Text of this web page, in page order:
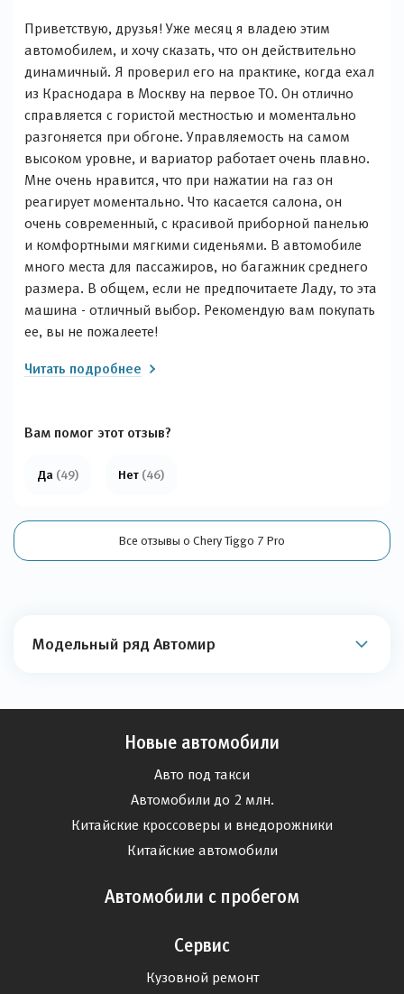
Приветствую, друзья! Уже месяц я владею этим
автомобилем, и хочу сказать, что он действительно
динамичный. Я проверил его на практике, когда ехал
из Краснодара в Москву на первое ТО. Он отлично
справляется с гористой местностью и моментально
разгоняется при обгоне. Управляемость на самом
высоком уровне, и вариатор работает очень плавно.
Мне очень нравится, что при нажатии на газ он
реагирует моментально. Что касается салона, он
очень современный, с красивой приборной панелью
и комфортными мягкими сиденьями. В автомобиле
много места для пассажиров, но багажник среднего
размера. В общем, если не предпочитаете Ладу, то эта
машина - отличный выбор. Рекомендую вам покупать
ее, вы не пожалеете!
Читать подробнее
Вам помог этот отзыв?
Да (49) Нет (46)
Все отзывы о Chery Tiggo 7 Pro
Модельный ряд Автомир
Новые автомобили
Авто под такси
Автомобили до 2 млн.
Китайские кроссоверы и внедорожники
Китайские автомобили
Автомобили с пробегом
Сервис
Кузовной ремонт